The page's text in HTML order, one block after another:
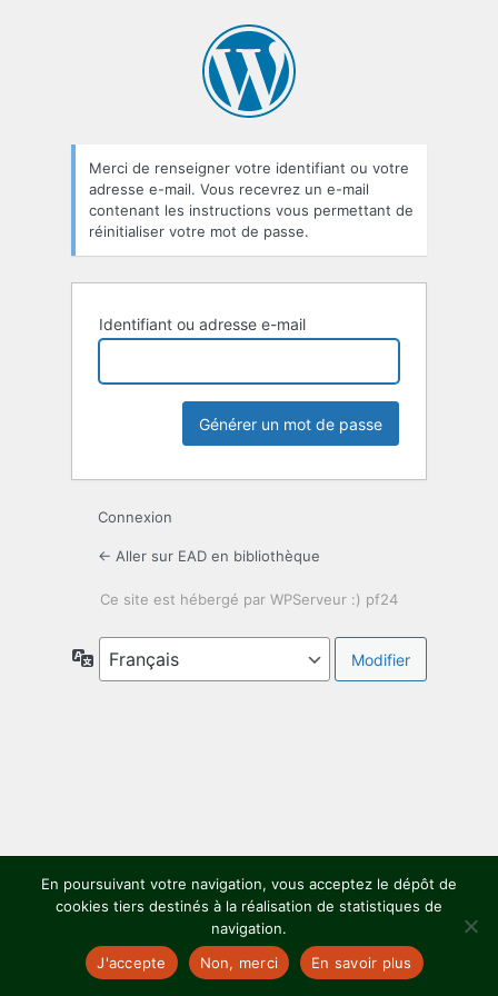
oublié
Merci de renseigner votre identifiant ou votre
adresse e-mail. Vous recevrez un e-mail
contenant les instructions vous permettant de
réinitialiser votre mot de passe.
Identifiant ou adresse e-mail
Connexion
← Aller sur EAD en bibliothèque
Langue
En poursuivant votre navigation, vous acceptez le dépôt de
cookies tiers destinés à la réalisation de statistiques de
navigation.
J'accepte
Non, merci En savoir plus